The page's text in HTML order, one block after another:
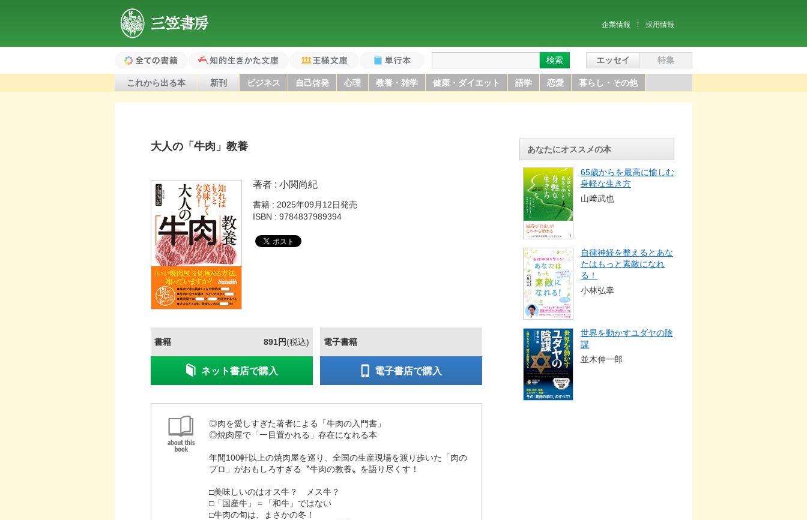
企業情報 採用情報
全ての書籍（ホ
ーム）
知的生きかた文庫 王様文庫 単行本
これから出る本 新刊 ビジネス 自己啓発 心理 教養・雑学 健康・ダイエット 語学 恋愛 暮らし・その他
エッセイ 特集
検索
大人の「牛肉」教養
著者 小関尚紀
書籍
2025年09月12日発売
ISBN
9784837989394
書籍 891円(税込)
ネット書店で購入
電子書籍
電子書店で購入
◎肉を愛しすぎた著者による「牛肉の入門書」
◎焼肉屋で「一目置かれる」存在になれる本
年間100軒以上の焼肉屋を巡り、全国の生産現場を渡り歩いた「肉の
プロ」がおもしろすぎる〝牛肉の教養〟を語り尽くす！
□美味しいのはオス牛？ メス牛？
□「国産牛」＝「和牛」ではない
□牛肉の旬は、まさかの冬！
あなたにオススメの本
65歳からを最高に愉しむ
身軽な生き方
山﨑武也
自律神経を整えるとあな
たはもっと素敵になれ
る！
小林弘幸
世界を動かすユダヤの陰
謀
並木伸一郎